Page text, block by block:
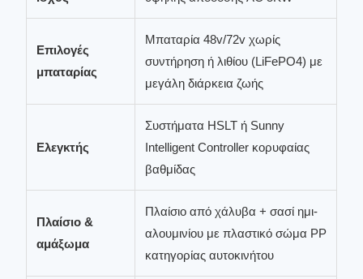
Επιλογές
μπαταρίας
Μπαταρία 48v/72v χωρίς
συντήρηση ή λιθίου (LiFePO4) με
μεγάλη διάρκεια ζωής
Ελεγκτής
Συστήματα HSLT ή Sunny
Intelligent Controller κορυφαίας
βαθμίδας
Πλαίσιο &
αμάξωμα
Πλαίσιο από χάλυβα + σασί ημι-
αλουμινίου με πλαστικό σώμα PP
κατηγορίας αυτοκινήτου